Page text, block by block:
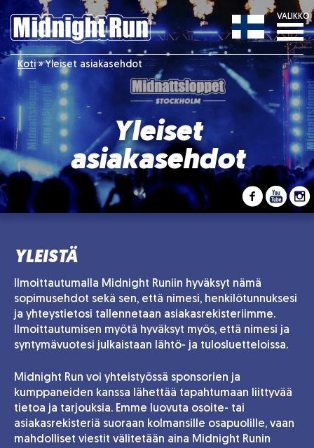
VALIKKO
Koti»Yleiset asiakasehdot
Yleiset
asiakasehdot
YLEISTÄ
Ilmoittautumalla Midnight Runiin hyväksyt nämä
sopimusehdot sekä sen, että nimesi, henkilötunnuksesi
ja yhteystietosi tallennetaan asiakasrekisteriimme.
Ilmoittautumisen myötä hyväksyt myös, että nimesi ja
syntymävuotesi julkaistaan lähtö- ja tulosluetteloissa.
Midnight Run voi yhteistyössä sponsorien ja
kumppaneiden kanssa lähettää tapahtumaan liittyvää
tietoa ja tarjouksia. Emme luovuta osoite- tai
asiakasrekisteriä suoraan kolmansille osapuolille, vaan
mahdolliset viestit välitetään aina Midnight Runin